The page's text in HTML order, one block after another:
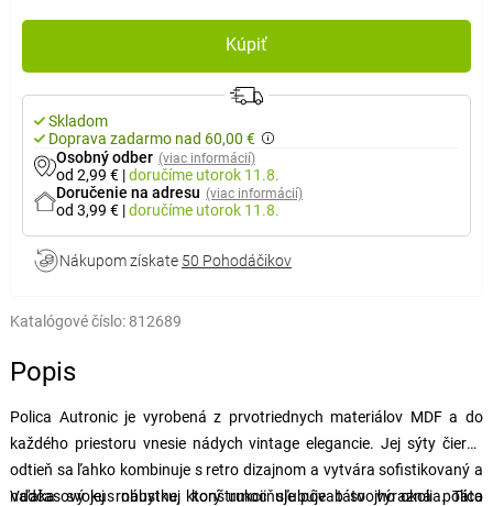
Kúpiť
Skladom
Doprava zadarmo nad 60,00 €
Osobný odber (viac informácií)
od 2,99 € |doručíme utorok 11.8.
Doručenie na adresu (viac informácií)
od 3,99 € |doručíme utorok 11.8.
Nákupom získate 50 Pohodáčikov
Katalógové číslo: 812689
Popis
Polica Autronic je vyrobená z prvotriednych materiálov MDF a do
každého priestoru vnesie nádych vintage elegancie. Jej sýty čierny
odtieň sa ľahko kombinuje s retro dizajnom a vytvára sofistikovaný a
nadčasový kus nábytku, ktorý umocňuje pôvab svojho okolia. Táto
Vďaka svojej robustnej konštrukcii sľubuje táto výrazná polica